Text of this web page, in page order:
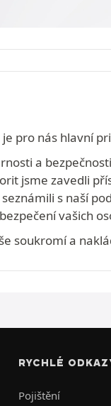
pro nás hlavní
a
jsme zavedli
s naší
vašich
soukromí a
RYCHLÉ
Pojištění